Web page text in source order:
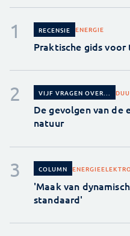
RECENSIE ENERGIE
Praktische gids
VIJF VRAGEN OVER...
De gevolgen van de
natuur
COLUMN ENERGIE
'Maak van
standaard'